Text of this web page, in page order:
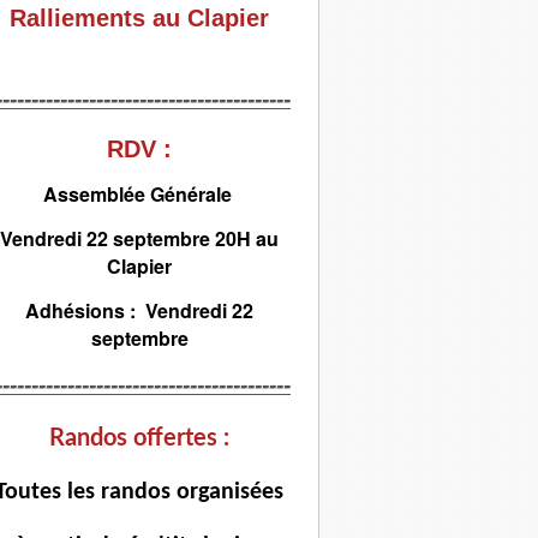
Ralliements au Clapier
RDV :
Assemblée Générale
Vendredi 22 septembre 20H au
Clapier
Adhésions : Vendredi 22
septembre
Randos offertes :
outes les randos organisées